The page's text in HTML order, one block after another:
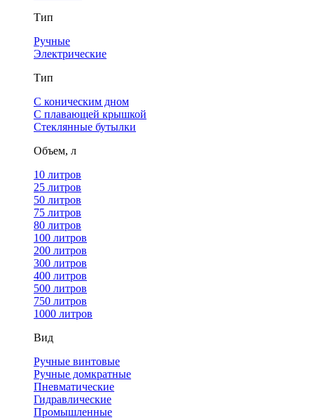
Тип
Ручные
Электрические
Тип
С коническим дном
С плавающей крышкой
Стеклянные бутылки
Объем, л
10 литров
25 литров
50 литров
75 литров
80 литров
100 литров
200 литров
300 литров
400 литров
500 литров
750 литров
1000 литров
Вид
Ручные винтовые
Ручные домкратные
Пневматические
Гидравлические
Промышленные